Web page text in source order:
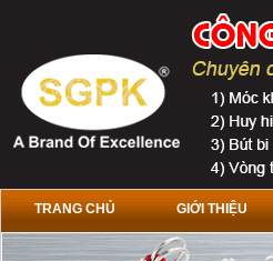
TRANG CHỦ GIỚI THIỆU